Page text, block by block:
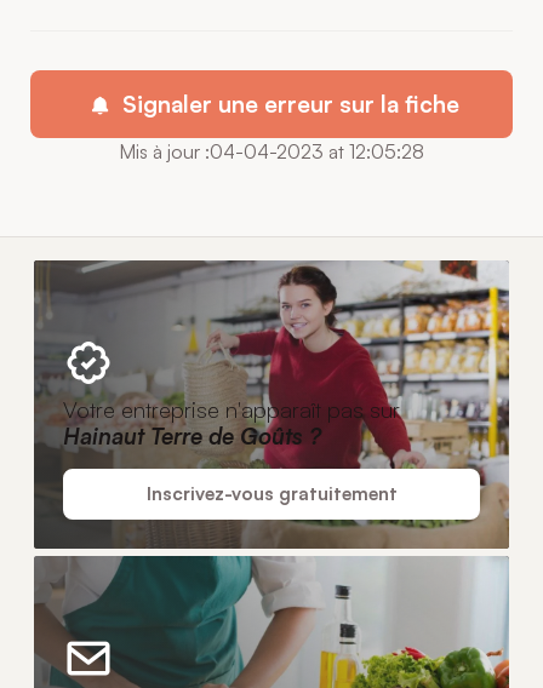
Signaler une erreur sur la fiche
Mis à jour :04-04-2023 at 12:05:28
Votre entreprise n'apparaît pas sur
Hainaut Terre de Goûts ?
Inscrivez-vous gratuitement